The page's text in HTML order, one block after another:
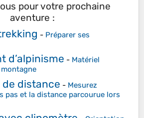
pour votre prochaine
aventure :
- Préparer ses
d’alpinisme - Matériel
distance - Mesurez
pas et la distance parcourue lors